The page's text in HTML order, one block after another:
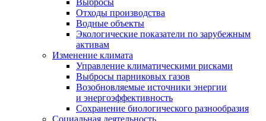
Выбросы
Отходы производства
Водные объекты
Экологические показатели по зарубежным
активам
Изменение климата
Управление климатическими рисками
Выбросы парниковых газов
Возобновляемые источники энергии
и энергоэффективность
Сохранение биологического разнообразия
Социальная деятельность